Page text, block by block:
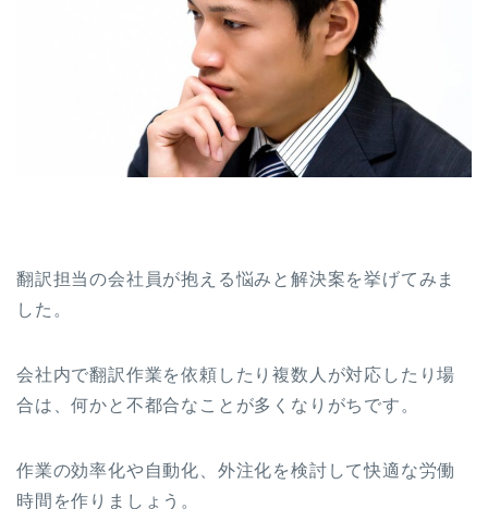
翻訳担当の会社員が抱える悩みと解決案を挙げてみま
した。
会社内で翻訳作業を依頼したり複数人が対応したり場
合は、何かと不都合なことが多くなりがちです。
作業の効率化や自動化、外注化を検討して快適な労働
時間を作りましょう。